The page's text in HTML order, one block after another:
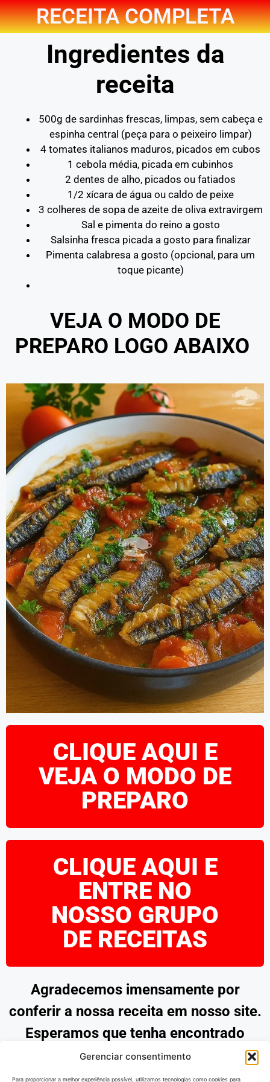
Gerenciar consentimento
Para proporcionar a melhor experiência possível, utilizamos tecnologias como cookies para
RECEITA COMPLETA
Ingredientes da
receita
500g de sardinhas frescas, limpas, sem cabeça e
espinha central (peça para o peixeiro limpar)
4 tomates italianos maduros, picados em cubos
1 cebola média, picada em cubinhos
2 dentes de alho, picados ou fatiados
1/2 xícara de água ou caldo de peixe
3 colheres de sopa de azeite de oliva extravirgem
Sal e pimenta do reino a gosto
Salsinha fresca picada a gosto para finalizar
Pimenta calabresa a gosto (opcional, para um
toque picante)
VEJA O MODO DE
PREPARO LOGO ABAIXO
CLIQUE AQUI E
VEJA O MODO DE
PREPARO
CLIQUE AQUI E
ENTRE NO
NOSSO GRUPO
DE RECEITAS
Agradecemos imensamente por
conferir a nossa receita em nosso site.
Esperamos que tenha encontrado
inspiração e praticidade para preparar
pratos deliciosos. Continue explorando